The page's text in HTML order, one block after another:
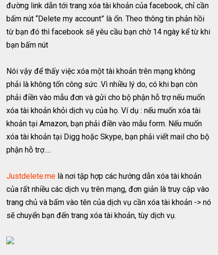
đường link dẫn tới trang xóa tài khoản của facebook, chỉ cần
bấm nút “Delete my account” là ổn. Theo thông tin phản hồi
từ bạn đó thì facebook sẽ yêu cầu bạn chờ 14 ngày kể từ khi
bạn bấm nút
Nói vậy để thấy việc xóa một tài khoản trên mạng không
phải là không tốn công sức .Vì nhiều lý do, có khi bạn còn
phải điền vào mẫu đơn và gửi cho bộ phận hỗ trợ nếu muốn
xóa tài khoản khỏi dịch vụ của họ. Ví dụ : nếu muốn xóa tài
khoản tại Amazon, bạn phải điền vào mẫu form. Nếu muốn
xóa tài khoản tại Digg hoặc Skype, bạn phải viết mail cho bộ
phận hỗ trợ….
Justdelete.me là nơi tập hợp các hướng dẫn xóa tài khoản
của rất nhiều các dịch vụ trên mạng, đơn giản là truy cập vào
trang chủ và bấm vào tên của dịch vụ cần xóa tài khoản -> nó
sẽ chuyển bạn đến trang xóa tài khoản, tùy dịch vụ.